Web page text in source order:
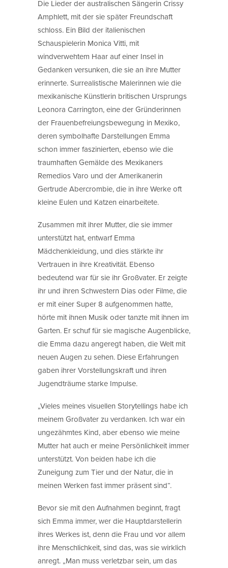
Die Lieder der australischen Sängerin Crissy
Amphlett, mit der sie später Freundschaft
schloss. Ein Bild der italienischen
Schauspielerin Monica Vitti, mit
windverwehtem Haar auf einer Insel in
Gedanken versunken, die sie an ihre Mutter
erinnerte. Surrealistische Malerinnen wie die
mexikanische Künstlerin britischen Ursprungs
Leonora Carrington, eine der Gründerinnen
der Frauenbefreiungsbewegung in Mexiko,
deren symbolhafte Darstellungen Emma
schon immer faszinierten, ebenso wie die
traumhaften Gemälde des Mexikaners
Remedios Varo und der Amerikanerin
Gertrude Abercrombie, die in ihre Werke oft
kleine Eulen und Katzen einarbeitete.
Zusammen mit ihrer Mutter, die sie immer
unterstützt hat, entwarf Emma
Mädchenkleidung, und dies stärkte ihr
Vertrauen in ihre Kreativität. Ebenso
bedeutend war für sie ihr Großvater. Er zeigte
ihr und ihren Schwestern Dias oder Filme, die
er mit einer Super 8 aufgenommen hatte,
hörte mit ihnen Musik oder tanzte mit ihnen im
Garten. Er schuf für sie magische Augenblicke,
die Emma dazu angeregt haben, die Welt mit
neuen Augen zu sehen. Diese Erfahrungen
gaben ihrer Vorstellungskraft und ihren
Jugendträume starke Impulse.
„Vieles meines visuellen Storytellings habe ich
meinem Großvater zu verdanken. Ich war ein
ungezähmtes Kind, aber ebenso wie meine
Mutter hat auch er meine Persönlichkeit immer
unterstützt. Von beiden habe ich die
Zuneigung zum Tier und der Natur, die in
meinen Werken fast immer präsent sind“.
Bevor sie mit den Aufnahmen beginnt, fragt
sich Emma immer, wer die Hauptdarstellerin
ihres Werkes ist, denn die Frau und vor allem
ihre Menschlichkeit, sind das, was sie wirklich
anregt. „Man muss verletzbar sein, um das